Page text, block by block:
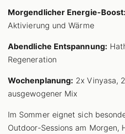
Morgendlicher Energie-Boost:
Aktivierung und Wärme
Abendliche Entspannung:
Regeneration
Wochenplanung: 2x Vinyasa,
ausgewogener Mix
Im Sommer eignet sich
Outdoor-Sessions am Morgen,